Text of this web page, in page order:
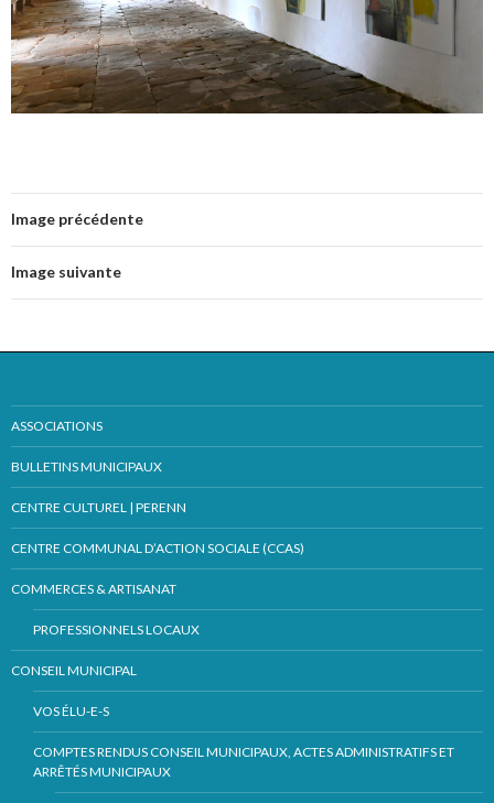
Image précédente
Image suivante
ASSOCIATIONS
BULLETINS MUNICIPAUX
CENTRE CULTUREL | PERENN
CENTRE COMMUNAL D’ACTION SOCIALE (CCAS)
COMMERCES & ARTISANAT
PROFESSIONNELS LOCAUX
CONSEIL MUNICIPAL
VOS ÉLU-E-S
COMPTES RENDUS CONSEIL MUNICIPAUX, ACTES ADMINISTRATIFS ET
ARRÊTÉS MUNICIPAUX